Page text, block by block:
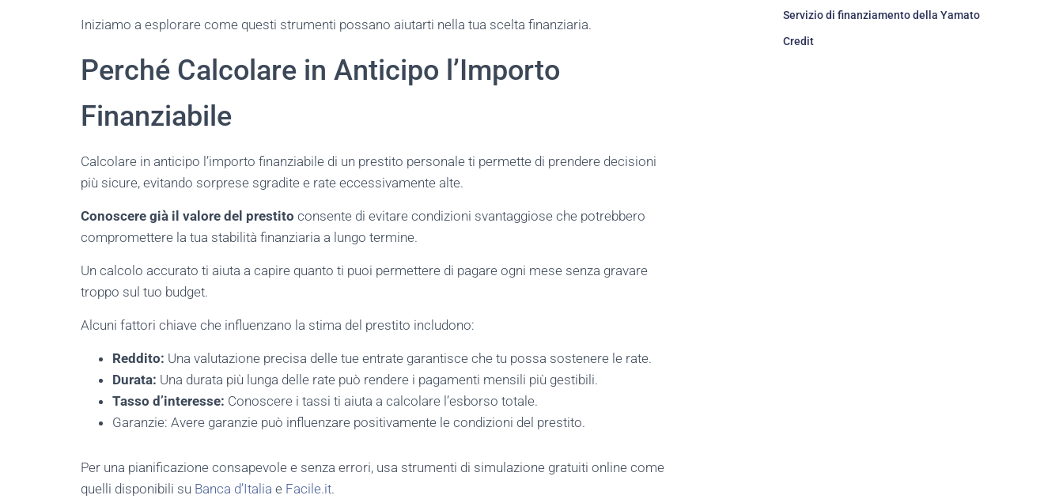
Iniziamo a esplorare come questi strumenti possano aiutarti nella tua scelta finanziaria.
Perché Calcolare in Anticipo l’Importo
Finanziabile
Calcolare in anticipo l’importo finanziabile di un prestito personale ti permette di prendere decisioni
più sicure, evitando sorprese sgradite e rate eccessivamente alte.
Conoscere già il valore del prestito consente di evitare condizioni svantaggiose che potrebbero
compromettere la tua stabilità finanziaria a lungo termine.
Un calcolo accurato ti aiuta a capire quanto ti puoi permettere di pagare ogni mese senza gravare
troppo sul tuo budget.
Alcuni fattori chiave che influenzano la stima del prestito includono:
Reddito: Una valutazione precisa delle tue entrate garantisce che tu possa sostenere le rate.
Durata: Una durata più lunga delle rate può rendere i pagamenti mensili più gestibili.
Tasso d’interesse: Conoscere i tassi ti aiuta a calcolare l’esborso totale.
Garanzie: Avere garanzie può influenzare positivamente le condizioni del prestito.
Per una pianificazione consapevole e senza errori, usa strumenti di simulazione gratuiti online come
quelli disponibili su Banca d’Italia e Facile.it.
Servizio di finanziamento della Yamato
Credit